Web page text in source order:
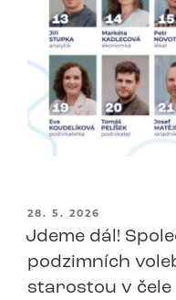
PUBLIKOVÁNO
28. 5. 2026
Jdeme dál!
podzimních
starostou v čele